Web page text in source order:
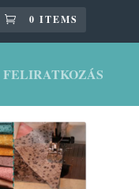
0 ITEMS
FELIRATKOZÁS